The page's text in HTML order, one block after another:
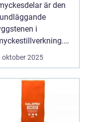
är den
i
ger utrymme fö...
oktober 2025